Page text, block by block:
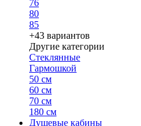
76
80
85
+43 вариантов
Другие категории
Стеклянные
Гармошкой
50 см
60 см
70 см
180 см
Душевые кабины